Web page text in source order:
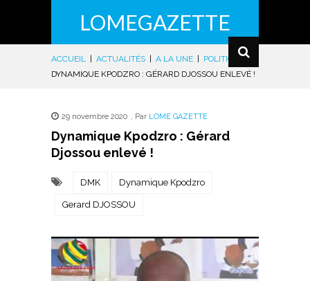
LOMEGAZETTE
ACCUEIL ACTUALITÉS A LA UNE POLITIQUE |
DYNAMIQUE KPODZRO : GÉRARD DJOSSOU ENLEVÉ !
29 novembre 2020 , Par LOME GAZETTE
Dynamique Kpodzro : Gérard
Djossou enlevé !
DMK Dynamique Kpodzro
Gerard DJOSSOU